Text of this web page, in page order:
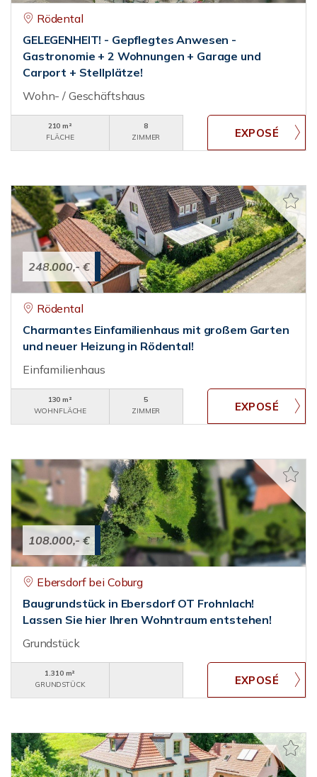
Rödental
GELEGENHEIT! - Gepflegtes Anwesen -
Gastronomie + 2 Wohnungen + Garage und
Carport + Stellplätze!
Wohn- / Geschäftshaus
210 m²
FLÄCHE
8
ZIMMER
248.000,- €
Rödental
Charmantes Einfamilienhaus mit großem Garten
und neuer Heizung in Rödental!
Einfamilienhaus
130 m²
WOHNFLÄCHE
5
ZIMMER
108.000,- €
Ebersdorf bei Coburg
Baugrundstück in Ebersdorf OT Frohnlach!
Lassen Sie hier Ihren Wohntraum entstehen!
Grundstück
1.310 m²
GRUNDSTÜCK